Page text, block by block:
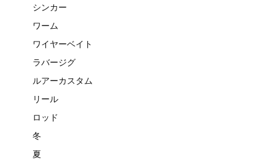
シンカー
ワーム
ワイヤーベイト
ラバージグ
ルアーカスタム
リール
ロッド
冬
夏